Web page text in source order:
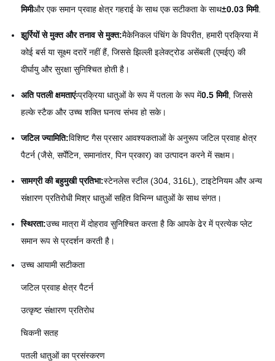
मिमीऔर एक समान प्रवाह क्षेत्र गहराई के साथ एक सटीकता के साथ±0.03 मिमी.
झुर्रियों से मुक्त और तनाव से मुक्त:मैकेनिकल पंचिंग के विपरीत, हमारी प्रक्रिया में
कोई बर्स या सूक्ष्म दरारें नहीं हैं, जिससे झिल्ली इलेक्ट्रोड असेंबली (एमईए) की
दीर्घायु और सुरक्षा सुनिश्चित होती है।
अति पतली क्षमताएंःप्रक्रिया धातुओं के रूप में पतला के रूप में0.5 मिमी, जिससे
हल्के स्टैक और उच्च शक्ति घनत्व संभव हो सके।
जटिल ज्यामिति:विशिष्ट गैस प्रसार आवश्यकताओं के अनुरूप जटिल प्रवाह क्षेत्र
पैटर्न (जैसे, सर्पेंटिन, समानांतर, पिन प्रकार) का उत्पादन करने में सक्षम।
सामग्री की बहुमुखी प्रतिभा:स्टेनलेस स्टील (304, 316L), टाइटेनियम और अन्य
संक्षारण प्रतिरोधी मिश्र धातुओं सहित विभिन्न धातुओं के साथ संगत।
स्थिरता:उच्च मात्रा में दोहराव सुनिश्चित करता है कि आपके ढेर में प्रत्येक प्लेट
समान रूप से प्रदर्शन करती है।
उच्च आयामी सटीकता
जटिल प्रवाह क्षेत्र पैटर्न
उत्कृष्ट संक्षारण प्रतिरोध
चिकनी सतह
पतली धातुओं का प्रसंस्करण